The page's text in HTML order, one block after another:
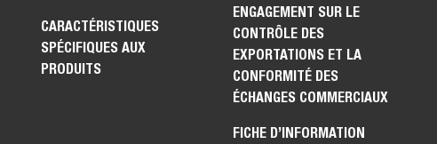
CARACTÉRISTIQUES
SPÉCIFIQUES AUX
PRODUITS
ENGAGEMENT SUR LE
CONTRÔLE DES
EXPORTATIONS ET LA
CONFORMITÉ DES
ÉCHANGES COMMERCIAUX
FICHE D’INFORMATION